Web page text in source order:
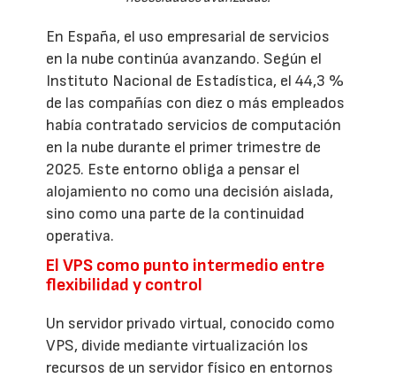
En España, el uso empresarial de servicios
en la nube continúa avanzando. Según el
Instituto Nacional de Estadística, el 44,3 %
de las compañías con diez o más empleados
había contratado servicios de computación
en la nube durante el primer trimestre de
2025. Este entorno obliga a pensar el
alojamiento no como una decisión aislada,
sino como una parte de la continuidad
operativa.
El VPS como punto intermedio entre
flexibilidad y control
Un servidor privado virtual, conocido como
VPS, divide mediante virtualización los
recursos de un servidor físico en entornos